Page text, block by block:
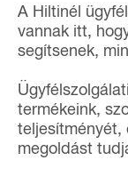
A Hiltinél
vannak itt,
segítsenek,
termékeink,
teljesítményét,
megoldást